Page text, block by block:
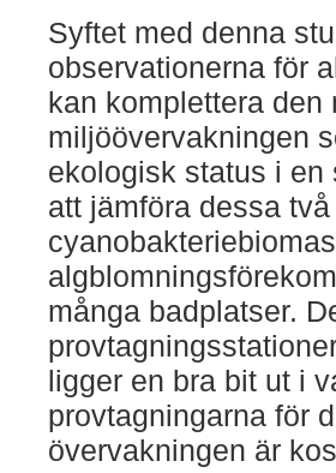
Syftet med denna
observationerna för
kan komplettera
miljöövervakningen
ekologisk status i en
att jämföra dessa
många badplatser.
ligger en bra bit ut i
provtagningarna för
övervakningen är